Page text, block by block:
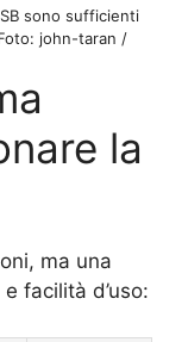
sono sufficienti
john-taran /
la
ma una
facilità d’uso: